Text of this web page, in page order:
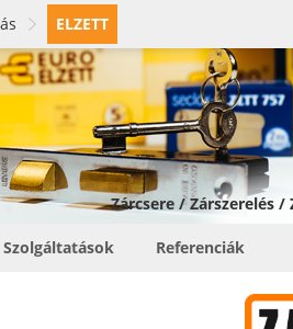
ELZETT
Zárcsere / Zárszerelés
Szolgáltatások Referenciák